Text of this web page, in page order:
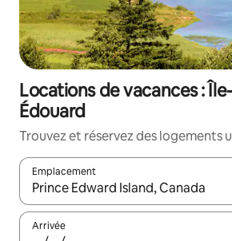
Locations de vacances :
Édouard
Trouvez et réservez des logements
Emplacement
Quand les résultats sont affichés,
Arrivée